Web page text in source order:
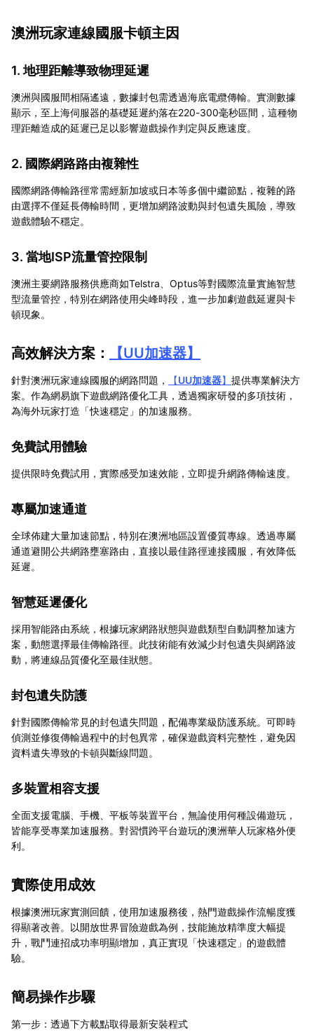
澳洲玩家連線國服卡頓主因
1. 地理距離導致物理延遲
澳洲與國服間相隔遙遠，數據封包需透過海底電纜傳輸。實測數據
顯示，至上海伺服器的基礎延遲約落在220-300毫秒區間，這種物
理距離造成的延遲已足以影響遊戲操作判定與反應速度。
2. 國際網路路由複雜性
國際網路傳輸路徑常需經新加坡或日本等多個中繼節點，複雜的路
由選擇不僅延長傳輸時間，更增加網路波動與封包遺失風險，導致
遊戲體驗不穩定。
3. 當地ISP流量管控限制
澳洲主要網路服務供應商如Telstra、Optus等對國際流量實施智慧
型流量管控，特別在網路使用尖峰時段，進一步加劇遊戲延遲與卡
頓現象。
高效解決方案： 【UU加速器】
針對澳洲玩家連線國服的網路問題， 【UU加速器】 提供專業解決方
案。作為網易旗下遊戲網路優化工具，透過獨家研發的多項技術，
為海外玩家打造「快速穩定」的加速服務。
免費試用體驗
提供限時免費試用，實際感受加速效能，立即提升網路傳輸速度。
專屬加速通道
全球佈建大量加速節點，特別在澳洲地區設置優質專線。透過專屬
通道避開公共網路壅塞路由，直接以最佳路徑連接國服，有效降低
延遲。
智慧延遲優化
採用智能路由系統，根據玩家網路狀態與遊戲類型自動調整加速方
案，動態選擇最佳傳輸路徑。此技術能有效減少封包遺失與網路波
動，將連線品質優化至最佳狀態。
封包遺失防護
針對國際傳輸常見的封包遺失問題，配備專業級防護系統。可即時
偵測並修復傳輸過程中的封包異常，確保遊戲資料完整性，避免因
資料遺失導致的卡頓與斷線問題。
多裝置相容支援
全面支援電腦、手機、平板等裝置平台，無論使用何種設備遊玩，
皆能享受專業加速服務。對習慣跨平台遊玩的澳洲華人玩家格外便
利。
實際使用成效
根據澳洲玩家實測回饋，使用加速服務後，熱門遊戲操作流暢度獲
得顯著改善。以開放世界冒險遊戲為例，技能施放精準度大幅提
升，戰鬥連招成功率明顯增加，真正實現「快速穩定」的遊戲體
驗。
簡易操作步驟
第一步：透過下方載點取得最新安裝程式